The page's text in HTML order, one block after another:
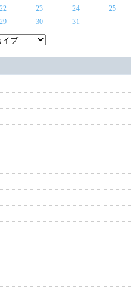
22 23 24
25
29 30 31